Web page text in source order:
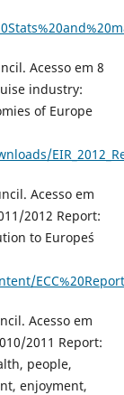
Acesso em 8
industry:
of Europe
Acesso em
2012 Report:
to Europe´s
Acesso em
2011 Report:
people,
enjoyment,